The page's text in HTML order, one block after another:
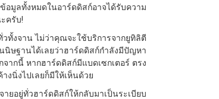
อมูลทั้งหมดในอาร์ดดิสก์อาจได้รับความ
ครับ!
ทั้งจาน ไม่ว่าคุณจะใช้บริการจากยูทิลิตี
นิษฐานได้เลยว่าฮาร์ดดิสก์กำลังมีปัญหา
ากนี้ หากฮาร์ดดิสก์มีแบดเซกเตอร์ ตรง
นิ่งไปเลยก็มีให้เห็นด้วย
อยู่ทั่วฮาร์ดดิสก์ให้กลับมาเป็นระเบียบ